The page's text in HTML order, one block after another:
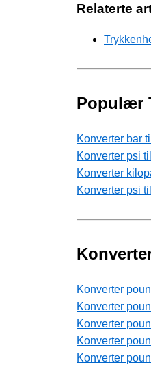
Relaterte
Populær
Konverter bar
Konverter psi
Konverter
Konverter psi
Konverter
Konverter
Konverter
Konverter
Konverter